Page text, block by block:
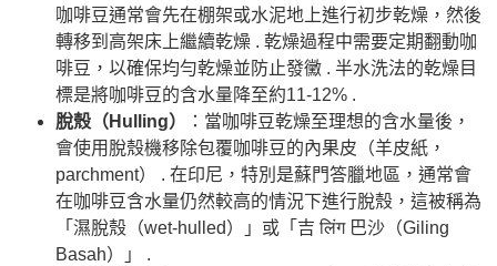
咖啡豆通常會先在棚架或水泥地上進行初步乾燥，然後
轉移到高架床上繼續乾燥 . 乾燥過程中需要定期翻動咖
啡豆，以確保均勻乾燥並防止發黴 . 半水洗法的乾燥目
標是將咖啡豆的含水量降至約11-12% .
脫殼（Hulling）
：當咖啡豆乾燥至理想的含水量後，
會使用脫殼機移除包覆咖啡豆的內果皮（羊皮紙，
parchment） . 在印尼，特別是蘇門答臘地區，通常會
在咖啡豆含水量仍然較高的情況下進行脫殼，這被稱為
「濕脫殼（wet-hulled）」或「吉 लिंग 巴沙（Giling
Basah）」 .